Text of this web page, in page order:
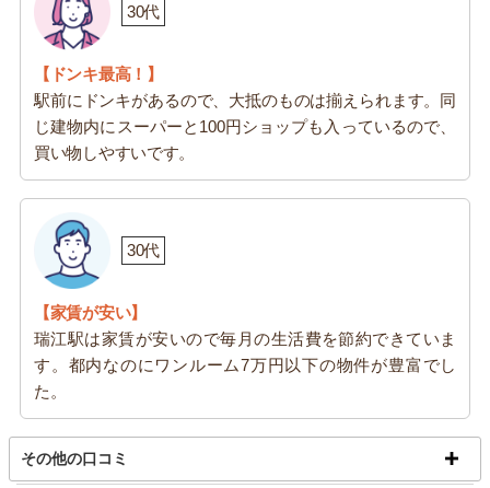
30代
【ドンキ最高！】
駅前にドンキがあるので、大抵のものは揃えられます。同
じ建物内にスーパーと100円ショップも入っているので、
買い物しやすいです。
30代
【家賃が安い】
瑞江駅は家賃が安いので毎月の生活費を節約できていま
す。都内なのにワンルーム7万円以下の物件が豊富でし
た。
その他の口コミ